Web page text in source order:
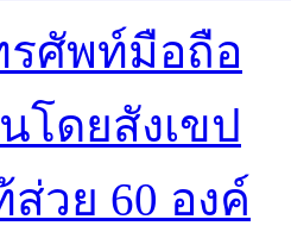
รศัพท์มือถือ
โดยสังเขป
ส่วย 60 องค์